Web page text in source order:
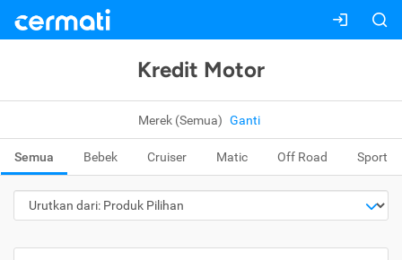
Kredit Motor
Merek (Semua) Ganti
Semua Bebek Cruiser Matic Off Road Sport